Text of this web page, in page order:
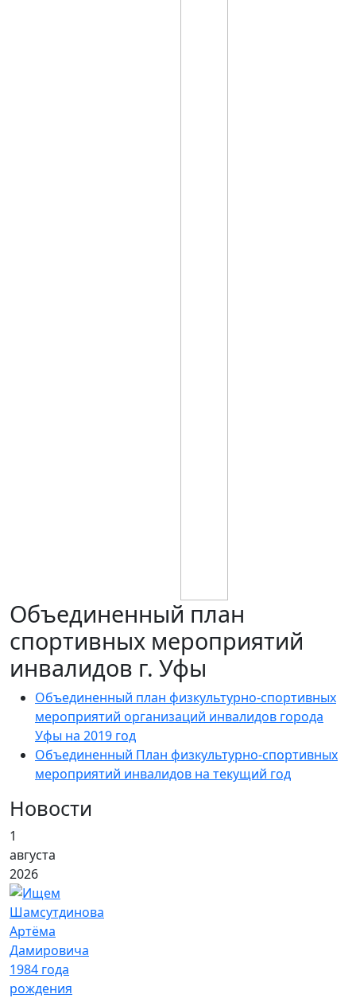
Объединенный план
спортивных мероприятий
инвалидов г. Уфы
Объединенный план физкультурно-спортивных
мероприятий организаций инвалидов города
Уфы на 2019 год
Объединенный План физкультурно-спортивных
мероприятий инвалидов на текущий год
Новости
1
августа
2026